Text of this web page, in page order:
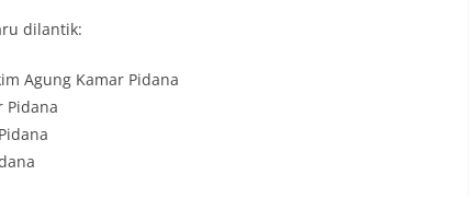
dilantik:
Agung Kamar Pidana
Pidana